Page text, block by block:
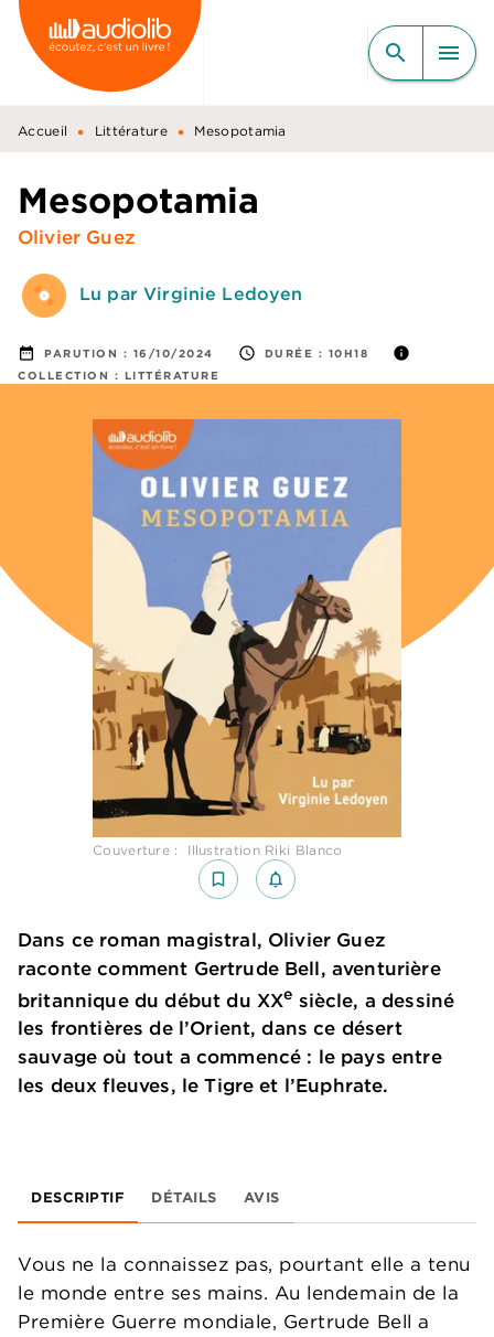
MENU RECHERCHE
CONTENU
PIED DE PAGE
search menu
Accueil • Littérature • Mesopotamia
Mesopotamia
Olivier Guez
Lu par Virginie Ledoyen
date_range PARUTION : 16/10/2024 access_time DURÉE : 10H18 info
COLLECTION : LITTÉRATURE
Couverture : Illustration Riki Blanco
bookmark_border notifications_none_outlined
Dans ce roman magistral, Olivier Guez
raconte comment Gertrude Bell, aventurière
britannique du début du XXe siècle, a dessiné
les frontières de l’Orient, dans ce désert
sauvage où tout a commencé : le pays entre
les deux fleuves, le Tigre et l’Euphrate.
DESCRIPTIF DÉTAILS AVIS
Vous ne la connaissez pas, pourtant elle a tenu
le monde entre ses mains. Au lendemain de la
Première Guerre mondiale, Gertrude Bell a